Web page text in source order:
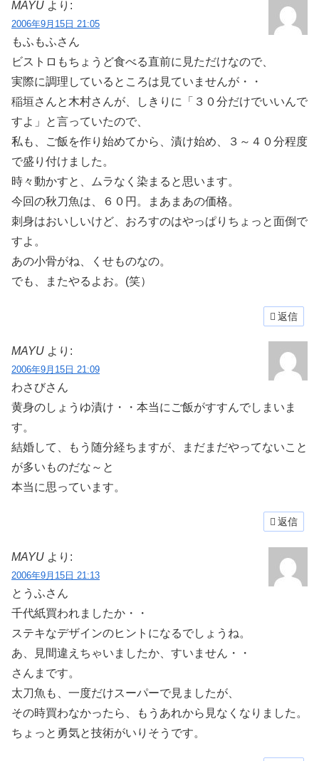
MAYU より:
2006年9月15日 21:05
もふもふさん
ビストロもちょうど食べる直前に見ただけなので、
実際に調理しているところは見ていませんが・・
稲垣さんと木村さんが、しきりに「３０分だけでいいんで
すよ」と言っていたので、
私も、ご飯を作り始めてから、漬け始め、３～４０分程度
で盛り付けました。
時々動かすと、ムラなく染まると思います。
今回の秋刀魚は、６０円。まあまあの価格。
刺身はおいしいけど、おろすのはやっぱりちょっと面倒で
すよ。
あの小骨がね、くせものなの。
でも、またやるよお。(笑）
返信
MAYU より:
2006年9月15日 21:09
わさびさん
黄身のしょうゆ漬け・・本当にご飯がすすんでしまいま
す。
結婚して、もう随分経ちますが、まだまだやってないこと
が多いものだな～と
本当に思っています。
返信
MAYU より:
2006年9月15日 21:13
とうふさん
千代紙買われましたか・・
ステキなデザインのヒントになるでしょうね。
あ、見間違えちゃいましたか、すいません・・
さんまです。
太刀魚も、一度だけスーパーで見ましたが、
その時買わなかったら、もうあれから見なくなりました。
ちょっと勇気と技術がいりそうです。